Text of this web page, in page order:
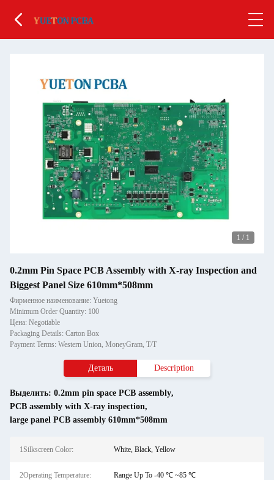
1 / 1
0.2mm Pin Space PCB Assembly with X-ray Inspection and
Biggest Panel Size 610mm*508mm
Фирменное наименование: Yuetong
Minimum Order Quantity: 100
Цена: Negotiable
Packaging Details: Carton Box
Payment Terms: Western Union, MoneyGram, T/T
Деталь Description
Выделить: 0.2mm pin space PCB assembly,
PCB assembly with X-ray inspection,
large panel PCB assembly 610mm*508mm
1Silkscreen Color: White, Black, Yellow
2Operating Temperature: Range Up To -40 ℃ ~85 ℃